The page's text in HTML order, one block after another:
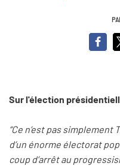
Sur l'élection
“Ce n’est pas simplement
d’un énorme électorat
coup d’arrêt au